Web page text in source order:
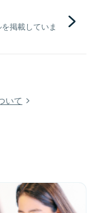
掲載していま
いて